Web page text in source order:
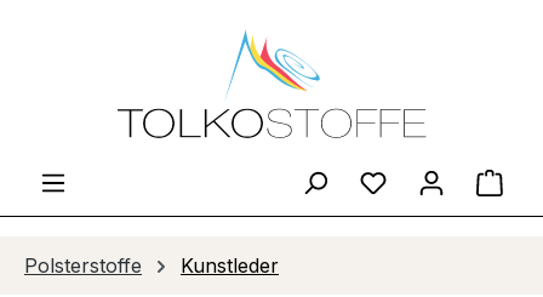
Zum Hauptinhalt springen
Du hast 0
Polsterstoffe Kunstleder